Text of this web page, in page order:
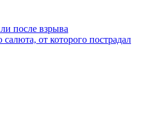
после взрыва
от которого пострадал